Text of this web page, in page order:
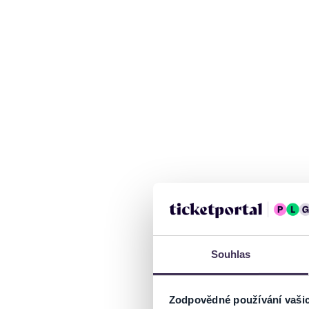
Souhlas
Zodpovědné používání